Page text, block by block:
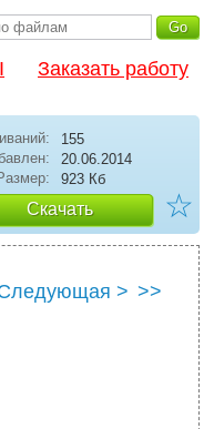
Заказать работу
155
20.06.2014
923 Кб
Скачать ☆
> >>